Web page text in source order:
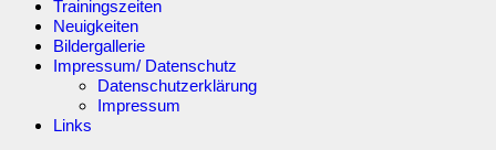
Trainingszeiten
Neuigkeiten
Bildergallerie
Impressum/ Datenschutz
Datenschutzerklärung
Impressum
Links